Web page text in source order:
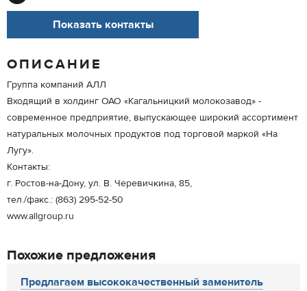
Показать контакты
ОПИСАНИЕ
Группа компаний АЛЛ
Входящий в холдинг ОАО «Кагальницкий молокозавод» -
современное предприятие, выпускающее широкий ассортимент
натуральных молочных продуктов под торговой маркой «На
Лугу».
Контакты:
г. Ростов-на-Дону, ул. В. Черевичкина, 85,
тел./факс.: (863) 295-52-50
www.allgroup.ru
Похожие предложения
Предлагаем высококачественный заменитель